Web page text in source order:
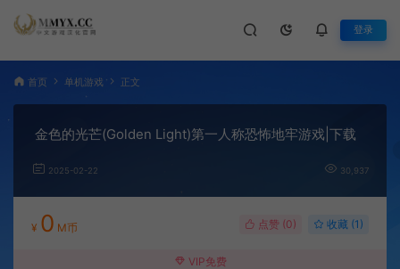
登录
首页 单机游戏 正文
金色的光芒(Golden Light)第一人称恐怖地牢游戏|下载
2025-02-22 30,937
¥ 0 M币 点赞 (0) 收藏 (1)
VIP免费